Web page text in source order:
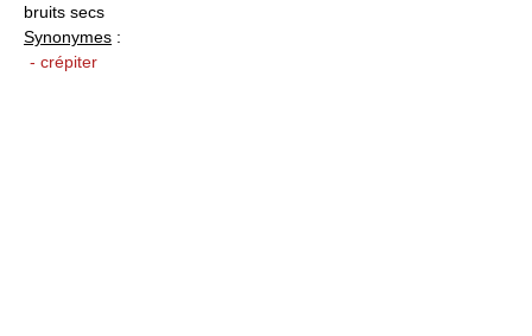
bruits secs
Synonymes :
- crépiter